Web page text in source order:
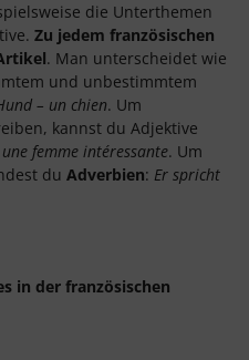
die Unterthemen
Zu jedem französischen
. Man unterscheidet wie
und unbestimmtem
– un chien. Um
kannst du Adjektive
femme intéressante. Um
du Adverbien: Er spricht
in der französischen